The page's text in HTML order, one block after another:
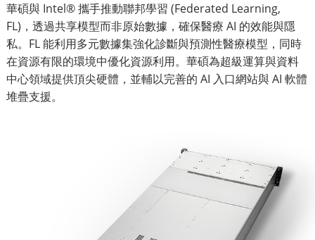
華碩與 Intel® 攜手推動聯邦學習 (Federated Learning,
FL)，透過共享模型而非原始數據，確保醫療 AI 的效能與隱
私。FL 能利用多元數據集強化診斷與預測性醫療模型，同時
在資源有限的環境中優化資源利用。華碩為超級運算與資料
中心領域提供頂尖硬體，並輔以完善的 AI 入口網站與 AI 軟體
堆疊支援。